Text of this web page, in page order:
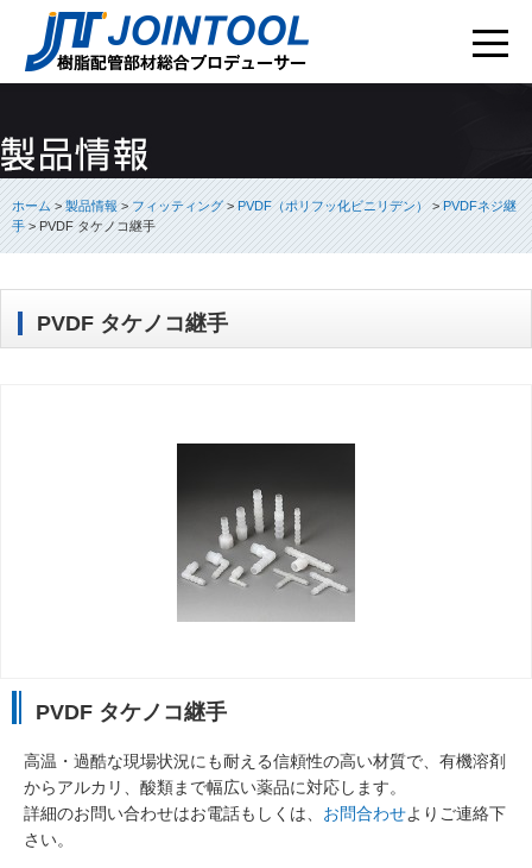
ホーム>製品情報>フィッティング>PVDF（ポリフッ化ビニリデン）>PVDFネジ継
手>PVDF タケノコ継手
PVDF タケノコ継手
PVDF タケノコ継手
高温・過酷な現場状況にも耐える信頼性の高い材質で、有機溶剤
からアルカリ、酸類まで幅広い薬品に対応します。
詳細のお問い合わせはお電話もしくは、 お問合わせよりご連絡下
さい。